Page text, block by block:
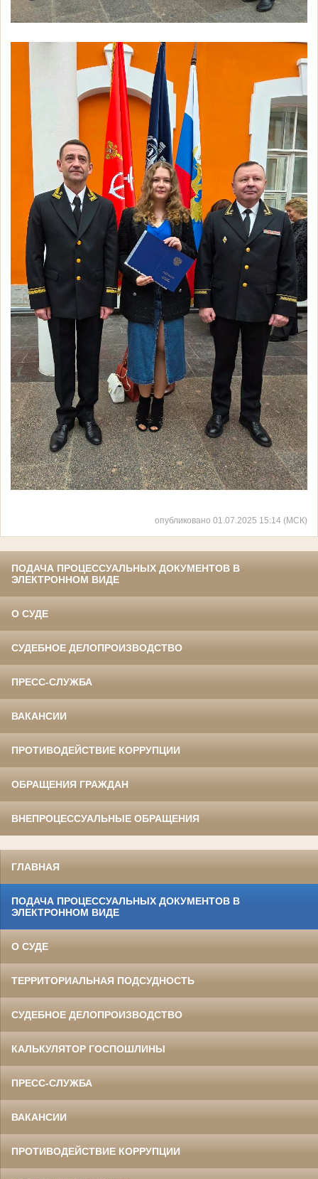
опубликовано 01.07.2025 15:14 (МСК)
ПОДАЧА ПРОЦЕССУАЛЬНЫХ ДОКУМЕНТОВ В
ЭЛЕКТРОННОМ ВИДЕ
О СУДЕ
СУДЕБНОЕ ДЕЛОПРОИЗВОДСТВО
ПРЕСС-СЛУЖБА
ВАКАНСИИ
ПРОТИВОДЕЙСТВИЕ КОРРУПЦИИ
ОБРАЩЕНИЯ ГРАЖДАН
ВНЕПРОЦЕССУАЛЬНЫЕ ОБРАЩЕНИЯ
ГЛАВНАЯ
ПОДАЧА ПРОЦЕССУАЛЬНЫХ ДОКУМЕНТОВ В
ЭЛЕКТРОННОМ ВИДЕ
О СУДЕ
ТЕРРИТОРИАЛЬНАЯ ПОДСУДНОСТЬ
СУДЕБНОЕ ДЕЛОПРОИЗВОДСТВО
КАЛЬКУЛЯТОР ГОСПОШЛИНЫ
ПРЕСС-СЛУЖБА
ВАКАНСИИ
ПРОТИВОДЕЙСТВИЕ КОРРУПЦИИ